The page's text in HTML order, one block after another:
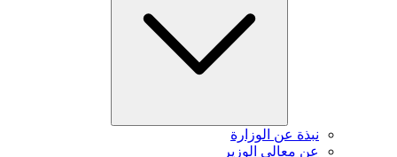
نبذة عن الوزارة
عن معالي الوزير